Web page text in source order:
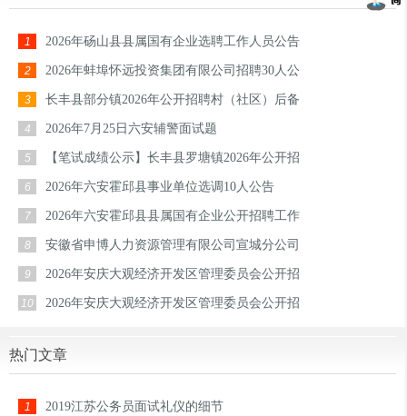
1 2026年砀山县县属国有企业选聘工作人员公告
2 2026年蚌埠怀远投资集团有限公司招聘30人公
3 长丰县部分镇2026年公开招聘村（社区）后备
4 2026年7月25日六安辅警面试题
5 【笔试成绩公示】长丰县罗塘镇2026年公开招
6 2026年六安霍邱县事业单位选调10人公告
7 2026年六安霍邱县县属国有企业公开招聘工作
8 安徽省申博人力资源管理有限公司宣城分公司
9 2026年安庆大观经济开发区管理委员会公开招
10 2026年安庆大观经济开发区管理委员会公开招
热门文章
1 2019江苏公务员面试礼仪的细节